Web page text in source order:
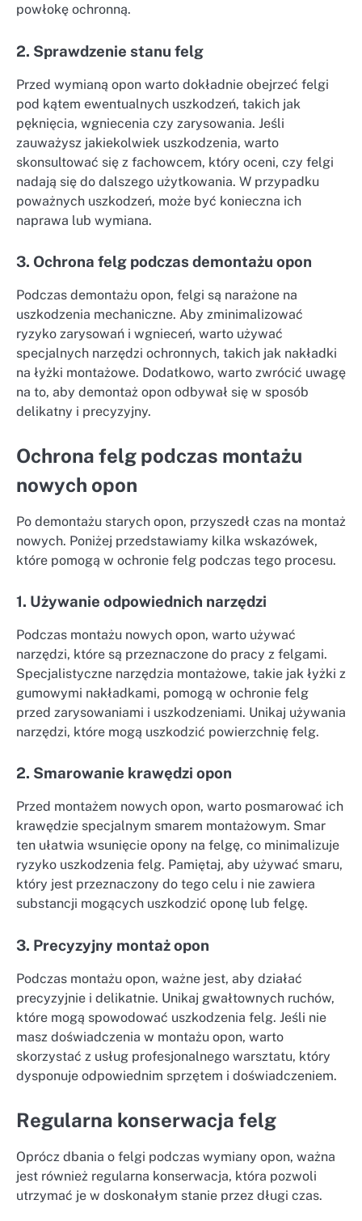
powłokę ochronną.
2. Sprawdzenie stanu felg
Przed wymianą opon warto dokładnie obejrzeć felgi
pod kątem ewentualnych uszkodzeń, takich jak
pęknięcia, wgniecenia czy zarysowania. Jeśli
zauważysz jakiekolwiek uszkodzenia, warto
skonsultować się z fachowcem, który oceni, czy felgi
nadają się do dalszego użytkowania. W przypadku
poważnych uszkodzeń, może być konieczna ich
naprawa lub wymiana.
3. Ochrona felg podczas demontażu opon
Podczas demontażu opon, felgi są narażone na
uszkodzenia mechaniczne. Aby zminimalizować
ryzyko zarysowań i wgnieceń, warto używać
specjalnych narzędzi ochronnych, takich jak nakładki
na łyżki montażowe. Dodatkowo, warto zwrócić uwagę
na to, aby demontaż opon odbywał się w sposób
delikatny i precyzyjny.
Ochrona felg podczas montażu
nowych opon
Po demontażu starych opon, przyszedł czas na montaż
nowych. Poniżej przedstawiamy kilka wskazówek,
które pomogą w ochronie felg podczas tego procesu.
1. Używanie odpowiednich narzędzi
Podczas montażu nowych opon, warto używać
narzędzi, które są przeznaczone do pracy z felgami.
Specjalistyczne narzędzia montażowe, takie jak łyżki z
gumowymi nakładkami, pomogą w ochronie felg
przed zarysowaniami i uszkodzeniami. Unikaj używania
narzędzi, które mogą uszkodzić powierzchnię felg.
2. Smarowanie krawędzi opon
Przed montażem nowych opon, warto posmarować ich
krawędzie specjalnym smarem montażowym. Smar
ten ułatwia wsunięcie opony na felgę, co minimalizuje
ryzyko uszkodzenia felg. Pamiętaj, aby używać smaru,
który jest przeznaczony do tego celu i nie zawiera
substancji mogących uszkodzić oponę lub felgę.
3. Precyzyjny montaż opon
Podczas montażu opon, ważne jest, aby działać
precyzyjnie i delikatnie. Unikaj gwałtownych ruchów,
które mogą spowodować uszkodzenia felg. Jeśli nie
masz doświadczenia w montażu opon, warto
skorzystać z usług profesjonalnego warsztatu, który
dysponuje odpowiednim sprzętem i doświadczeniem.
Regularna konserwacja felg
Oprócz dbania o felgi podczas wymiany opon, ważna
jest również regularna konserwacja, która pozwoli
utrzymać je w doskonałym stanie przez długi czas.